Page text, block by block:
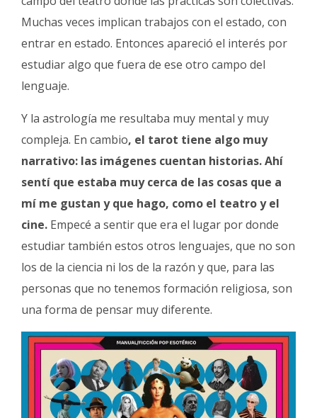
Muchas veces implican trabajos con el estado, con
entrar en estado. Entonces apareció el interés por
estudiar algo que fuera de ese otro campo del
lenguaje.
Y la astrología me resultaba muy mental y muy
compleja. En cambio, el tarot tiene algo muy
narrativo: las imágenes cuentan historias. Ahí
sentí que estaba muy cerca de las cosas que a
mí me gustan y que hago, como el teatro y el
cine. Empecé a sentir que era el lugar por donde
estudiar también estos otros lenguajes, que no son
los de la ciencia ni los de la razón y que, para las
personas que no tenemos formación religiosa, son
una forma de pensar muy diferente.